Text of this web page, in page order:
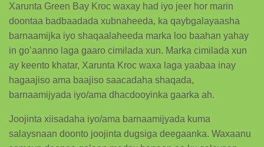
Xarunta Green Bay Kroc waxay had iyo jeer hor marin
doontaa badbaadada xubnaheeda, ka qaybgalayaasha
barnaamijka iyo shaqaalaheeda marka loo baahan yahay
in go’aanno laga gaaro cimilada xun. Marka cimilada xun
ay keento khatar, Xarunta Kroc waxa laga yaabaa inay
hagaajiso ama baajiso saacadaha shaqada,
barnaamijyada iyo/ama dhacdooyinka gaarka ah.
Joojinta xiisadaha iyo/ama barnaamijyada kuma
salaysnaan doonto joojinta dugsiga deegaanka. Waxaanu